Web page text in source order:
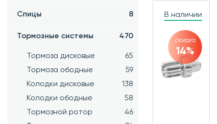
Спицы 8
Тормозные системы 470
Тормоза дисковые
65
Тормоза ободные
59
Колодки дисковые
138
Колодки ободные
58
Тормозной ротор
46
В наличии
скидка
14%